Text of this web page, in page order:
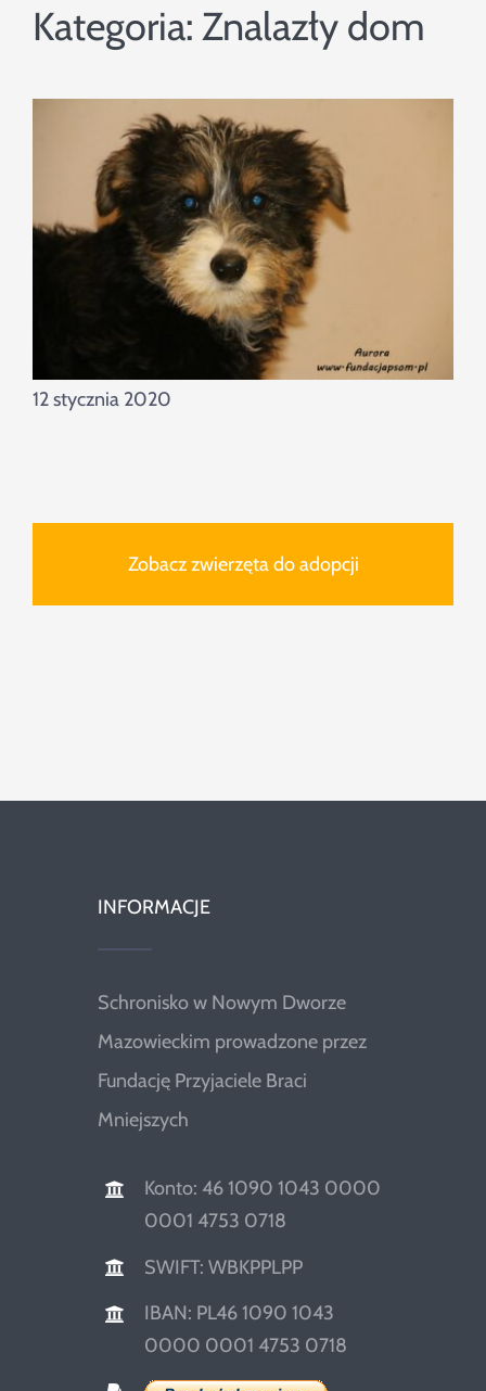
Kategoria: Znalazły dom
12 stycznia 2020
Zobacz zwierzęta do adopcji
INFORMACJE
Schronisko w Nowym Dworze
Mazowieckim prowadzone przez
Fundację Przyjaciele Braci
Mniejszych
Konto: 46 1090 1043 0000
0001 4753 0718
SWIFT: WBKPPLPP
IBAN: PL46 1090 1043
0000 0001 4753 0718